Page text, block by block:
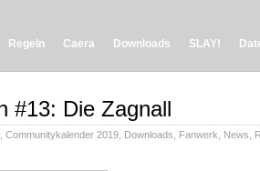
Regeln Caera Downloads SLAY!
#13: Die Zagnall
, Communitykalender 2019 Downloads Fanwerk News